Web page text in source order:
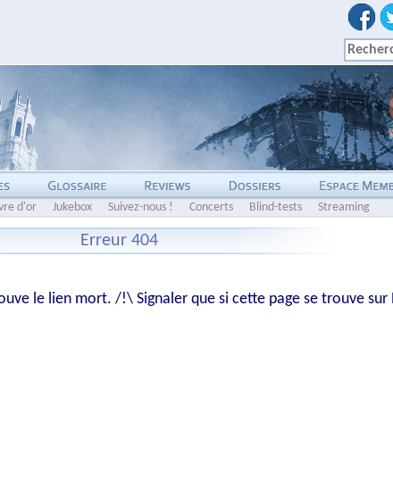
d'or Jukebox Suivez-nous ! Concerts Blind-tests Streaming
Erreur 404
le lien mort. /!\ Signaler que si cette page se trouve sur